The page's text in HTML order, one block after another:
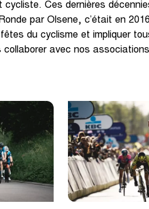
Ces dernières
par Olsene, c’était en
du cyclisme et impliquer
collaborer avec nos